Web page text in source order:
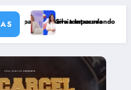
vuelve a ‘La Hora de La 1’ y Aida